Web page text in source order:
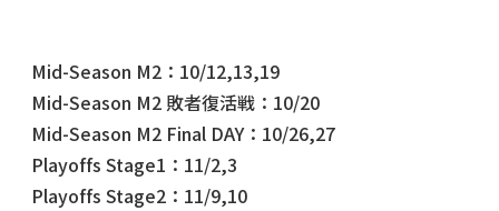
Mid-Season M2：10/12,13,19
Mid-Season M2 敗者復活戦：10/20
Mid-Season M2 Final DAY：10/26,27
Playoffs Stage1：11/2,3
Playoffs Stage2：11/9,10